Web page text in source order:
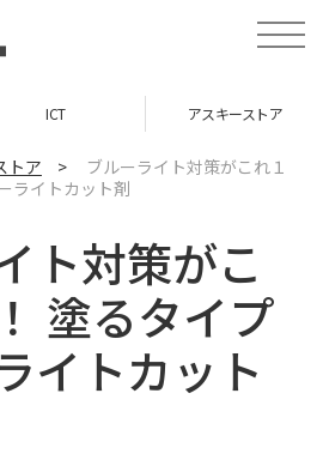
t
o
e
v
ICT アスキーストア
トア >
ブルーライト対策がこれ１
ライトカット剤
ト対策がこ
塗るタイプ
イトカット